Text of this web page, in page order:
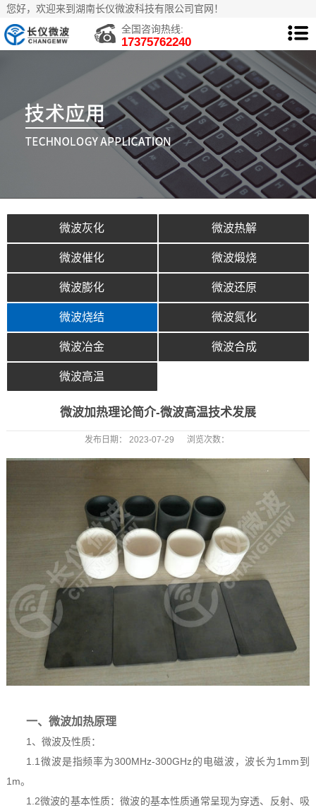
您好，欢迎来到湖南长仪微波科技有限公司官网！
全国咨询热线:
17375762240
微波灰化 微波热解
微波催化 微波煅烧
微波膨化 微波还原
微波烧结 微波氮化
微波冶金 微波合成
微波高温
微波加热理论简介-微波高温技术发展
发布日期： 2023-07-29 浏览次数：
一、微波加热原理
1、微波及性质：
1.1微波是指频率为300MHz-300GHz的电磁波，波长为1mm到
1m。
1.2微波的基本性质：微波的基本性质通常呈现为穿透、反射、吸